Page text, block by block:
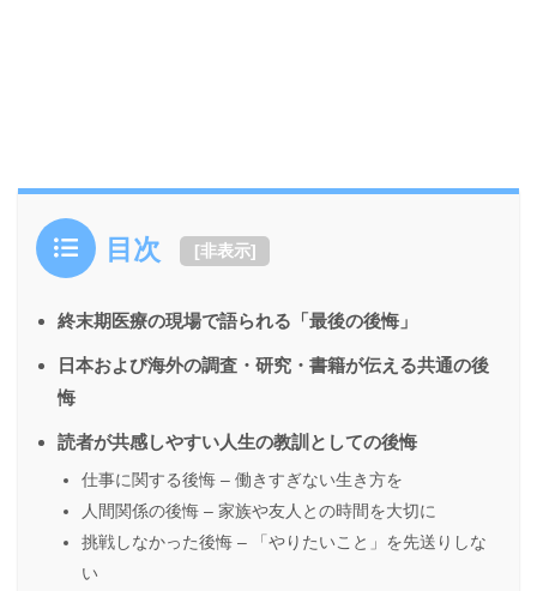
目次 [非表示]
終末期医療の現場で語られる「最後の後悔」
日本および海外の調査・研究・書籍が伝える共通の後
悔
読者が共感しやすい人生の教訓としての後悔
仕事に関する後悔 – 働きすぎない生き方を
人間関係の後悔 – 家族や友人との時間を大切に
挑戦しなかった後悔 – 「やりたいこと」を先送りしな
い